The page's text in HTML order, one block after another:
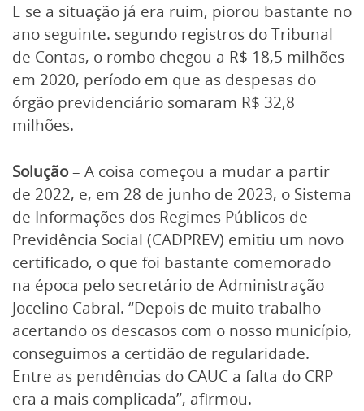
E se a situação já era ruim, piorou bastante no
ano seguinte. segundo registros do Tribunal
de Contas, o rombo chegou a R$ 18,5 milhões
em 2020, período em que as despesas do
órgão previdenciário somaram R$ 32,8
milhões.
Solução– A coisa começou a mudar a partir
de 2022, e, em 28 de junho de 2023, o Sistema
de Informações dos Regimes Públicos de
Previdência Social (CADPREV) emitiu um novo
certificado, o que foi bastante comemorado
na época pelo secretário de Administração
Jocelino Cabral. “Depois de muito trabalho
acertando os descasos com o nosso município,
conseguimos a certidão de regularidade.
Entre as pendências do CAUC a falta do CRP
era a mais complicada”, afirmou.